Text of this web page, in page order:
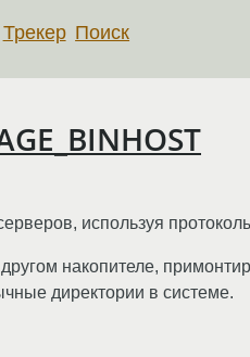
Трекер Поиск
используя
накопителе,
директории в системе.